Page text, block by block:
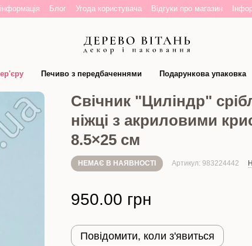
Блог Угода користувача Відгуки про магазин
Печиво з передбаченнями Подарункова упаковка
Свічник "Циліндр"
ніжці з акриловими
8.5×25 см
НЕМАЄ В НАЯВНОСТІ Артикул: 983224442
950.00 грн
Повідомити, коли з'явиться